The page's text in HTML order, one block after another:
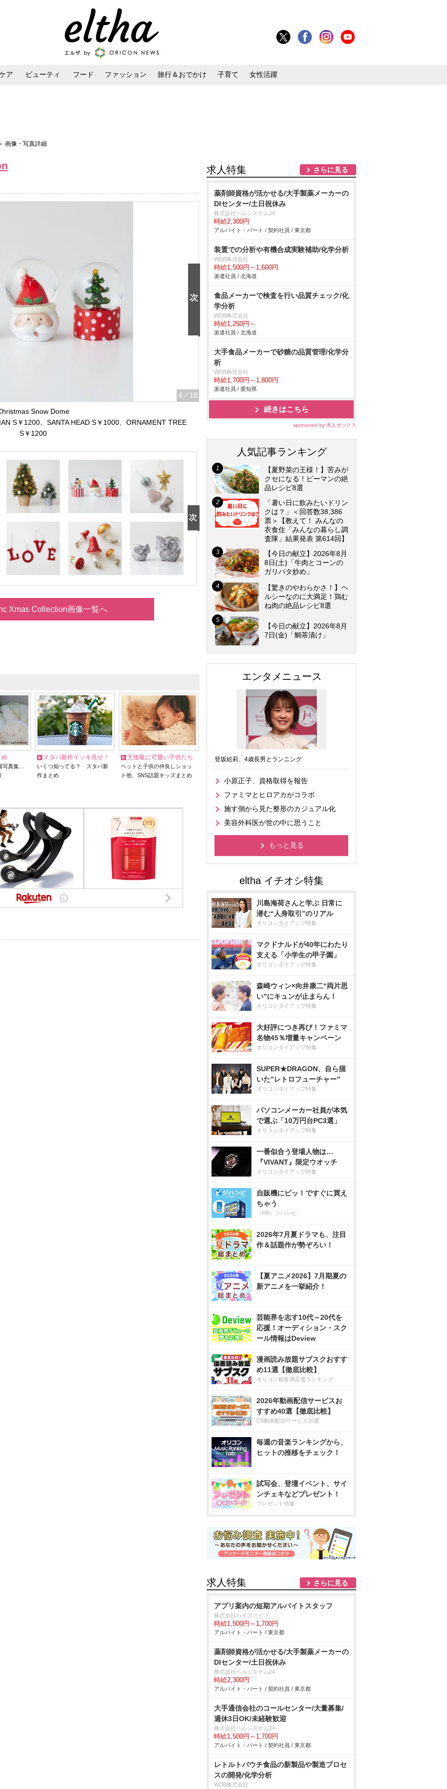
ア ビューティ フード ファッション 旅行＆おでかけ 子育て 女性活躍
画像・写真詳細
4 ／18
Snow Dome
S￥1200、SANTA HEAD S￥1000、ORNAMENT TREE
S￥1200
Xmas Collection画像一覧へ
め
写真集…
スタバ新作イッキ見せ！
いくつ知ってる？ スタバ新
作まとめ
天使級に可愛い子供たち
ペットと子供の仲良しショッ
ト他、SNS話題キッズまとめ
求人特集 さらに見る
薬剤師資格が活かせる/大手製薬メーカーの
DIセンター/土日祝休み
株式会社ベルシステム24
時給2,300円
アルバイト・パート / 契約社員 / 東京都
装置での分析や有機合成実験補助/化学分析
WDB株式会社
時給1,500円～1,600円
派遣社員 / 北海道
食品メーカーで検査を行い品質チェック/化
学分析
WDB株式会社
時給1,250円～
派遣社員 / 北海道
大手食品メーカーで砂糖の品質管理/化学分
析
WDB株式会社
時給1,700円～1,800円
派遣社員 / 愛知県
続きはこちら
sponsored by 求人ボックス
人気記事ランキング
【夏野菜の王様！】苦みが
クセになる！ピーマンの絶
品レシピ8選
「暑い日に飲みたいドリン
クは？」＜回答数38,386
票＞【教えて！ みんなの
衣食住「みんなの暮らし調
査隊」結果発表 第614回】
【今日の献立】2026年8月
8日(土)「牛肉とコーンの
ガリバタ炒め」
【驚きのやわらかさ！】ヘ
ルシーなのに大満足！鶏む
ね肉の絶品レシピ8選
【今日の献立】2026年8月
7日(金)「鯛茶漬け」
エンタメニュース
登坂絵莉、4歳長男とランニング
小原正子、資格取得を報告
ファミマとヒロアカがコラボ
施す側から見た整形のカジュアル化
美容外科医が世の中に思うこと
もっと見る
川島海荷さんと学ぶ 日常に
潜む“人身取引”のリアル
オリコンタイアップ特集
マクドナルドが40年にわたり
支える「小学生の甲子園」
オリコンタイアップ特集
森崎ウィン×向井康二“両片思
い”にキュンが止まらん！
オリコンタイアップ特集
大好評につき再び！ファミマ
名物45％増量キャンペーン
オリコンタイアップ特集
SUPER★DRAGON、自ら描
いた”レトロフューチャー”
オリコンタイアップ特集
パソコンメーカー社員が本気
で選ぶ「10万円台PC3選」
オリコンタイアップ特集
一番似合う登場人物は…
『VIVANT』限定ウオッチ
オリコンタイアップ特集
自販機にピッ！ですぐに買え
ちゃう
（PR）ジハンピ
2026年7月夏ドラマも、注目
作＆話題作が勢ぞろい！
【夏アニメ2026】7月期夏の
新アニメを一挙紹介！
芸能界を志す10代～20代を
応援！オーディション・スク
ール情報はDeview
漫画読み放題サブスクおすす
め11選【徹底比較】
オリコン顧客満足度ランキング
2026年動画配信サービスお
すすめ40選【徹底比較】
CS動画配信サービス20選
毎週の音楽ランキングから、
ヒットの推移をチェック！
試写会、登壇イベント、サイ
ンチェキなどプレゼント！
プレゼント特集
求人特集 さらに見る
アプリ案内の短期アルバイトスタッフ
株式会社ハイファイブ
時給1,500円～1,700円
アルバイト・パート / 東京都
薬剤師資格が活かせる/大手製薬メーカーの
DIセンター/土日祝休み
株式会社ベルシステム24
時給2,300円
アルバイト・パート / 契約社員 / 東京都
大手通信会社のコールセンター/大量募集/
週休3日OK/未経験歓迎
株式会社ベルシステム24
時給1,500円～1,700円
アルバイト・パート / 契約社員 / 東京都
レトルトパウチ食品の新製品や製造プロセ
スの開発/化学分析
WDB株式会社